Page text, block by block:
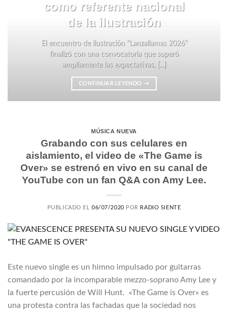
como referente nacional
de la ilustración
El encuentro de ilustración “Lanzallamas 2026”
finalizó con una convocatoria que superó
ampliamente las expectativas, [...]
CONTINUAR LEYENDO →
MÚSICA NUEVA
Grabando con sus celulares en
aislamiento, el video de «The Game is
Over» se estrenó en vivo en su canal de
YouTube con un fan Q&A con Amy Lee.
PUBLICADO EL06/07/2020 POR RADIO SIENTE
Este nuevo single es un himno impulsado por guitarras
comandado por la incomparable mezzo-soprano Amy Lee y
la fuerte percusión de Will Hunt. «The Game is Over» es
una protesta contra las fachadas que la sociedad nos